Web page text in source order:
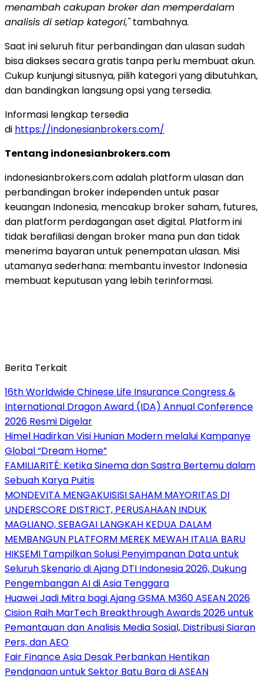
menambah cakupan broker dan memperdalam
analisis di setiap kategori,"tambahnya.
Saat ini seluruh fitur perbandingan dan ulasan sudah
bisa diakses secara gratis tanpa perlu membuat akun.
Cukup kunjungi situsnya, pilih kategori yang dibutuhkan,
dan bandingkan langsung opsi yang tersedia.
Informasi lengkap tersedia
di https://indonesianbrokers.com/
Tentang indonesianbrokers.com
indonesianbrokers.com adalah platform ulasan dan
perbandingan broker independen untuk pasar
keuangan Indonesia, mencakup broker saham, futures,
dan platform perdagangan aset digital. Platform ini
tidak berafiliasi dengan broker mana pun dan tidak
menerima bayaran untuk penempatan ulasan. Misi
utamanya sederhana: membantu investor Indonesia
membuat keputusan yang lebih terinformasi.
Berita Terkait
16th Worldwide Chinese Life Insurance Congress &
International Dragon Award (IDA) Annual Conference
2026 Resmi Digelar
Himel Hadirkan Visi Hunian Modern melalui Kampanye
Global “Dream Home”
FAMILIARITÉ: Ketika Sinema dan Sastra Bertemu dalam
Sebuah Karya Puitis
MONDEVITA MENGAKUISISI SAHAM MAYORITAS DI
UNDERSCORE DISTRICT, PERUSAHAAN INDUK
MAGLIANO, SEBAGAI LANGKAH KEDUA DALAM
MEMBANGUN PLATFORM MEREK MEWAH ITALIA BARU
HIKSEMI Tampilkan Solusi Penyimpanan Data untuk
Seluruh Skenario di Ajang DTI Indonesia 2026, Dukung
Pengembangan AI di Asia Tenggara
Huawei Jadi Mitra bagi Ajang GSMA M360 ASEAN 2026
Cision Raih MarTech Breakthrough Awards 2026 untuk
Pemantauan dan Analisis Media Sosial, Distribusi Siaran
Pers, dan AEO
Fair Finance Asia Desak Perbankan Hentikan
Pendanaan untuk Sektor Batu Bara di ASEAN